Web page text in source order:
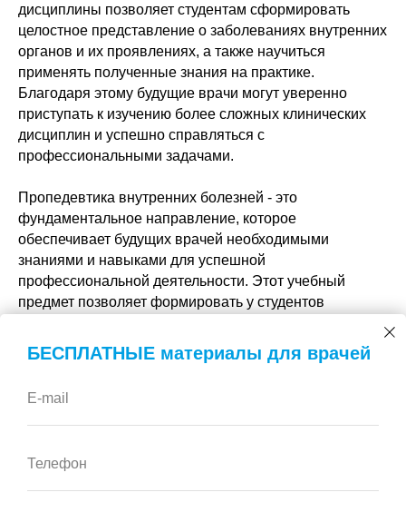
дисциплины позволяет студентам сформировать
целостное представление о заболеваниях внутренних
органов и их проявлениях, а также научиться
применять полученные знания на практике.
Благодаря этому будущие врачи могут уверенно
приступать к изучению более сложных клинических
дисциплин и успешно справляться с
профессиональными задачами.
Пропедевтика внутренних болезней - это
фундаментальное направление, которое
обеспечивает будущих врачей необходимыми
знаниями и навыками для успешной
профессиональной деятельности. Этот учебный
предмет позволяет формировать у студентов
изучения и понимания внутренних болезней.
БЕСПЛАТНЫЕ материалы для врачей
E-mail
Телефон
info@nexusacademy.ru